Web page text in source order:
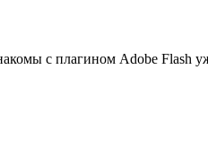
с плагином Adobe Flash